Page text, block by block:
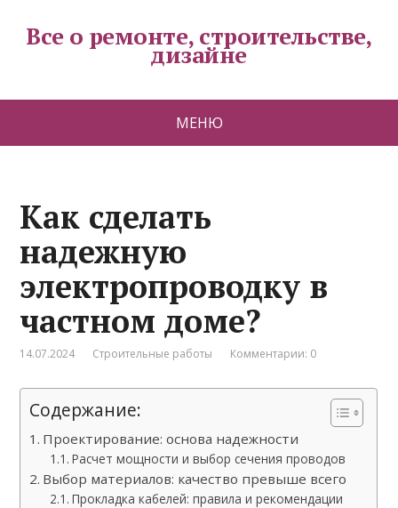
Все о ремонте, строительстве,
дизайне
МЕНЮ
Как сделать
надежную
электропроводку в
частном доме?
14.07.2024 Строительные работы Комментарии: 0
Содержание:
Проектирование: основа надежности
Расчет мощности и выбор сечения проводов
Выбор материалов: качество превыше всего
Прокладка кабелей: правила и рекомендации